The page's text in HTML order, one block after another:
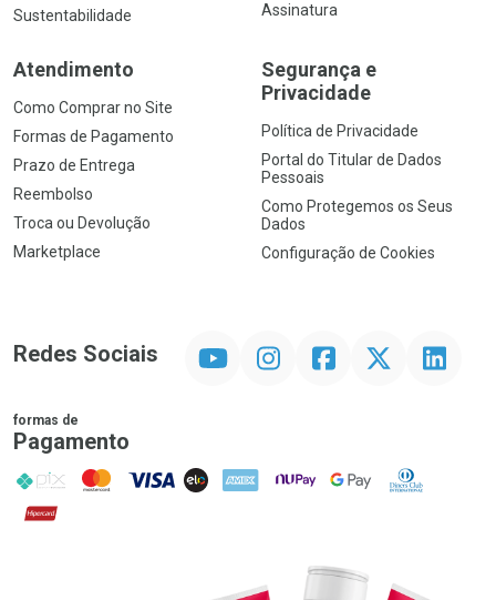
Sustentabilidade
Assinatura
Atendimento
Como Comprar no Site
Formas de Pagamento
Prazo de Entrega
Reembolso
Troca ou Devolução
Marketplace
Segurança e
Privacidade
Política de Privacidade
Portal do Titular de Dados
Pessoais
Como Protegemos os Seus
Dados
Configuração de Cookies
Redes Sociais InstagramFacebookTwitter Linkedin
formas de
Pagamento
PIX MasterCard
VISA ELO AMEX NuPay Google PayDiners Club
Hipercard
Promoção em Destaque